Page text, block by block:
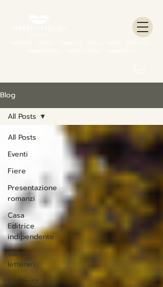
Blog
All Posts
Eventi
Fiere
Presentazione
romanzi
Casa
Editrice
indipendente
Generi
letterari
Curiosità
All Posts